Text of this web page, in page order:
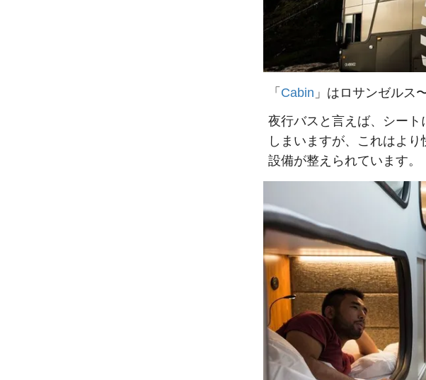
「 Cabin 」はロサンゼルス
夜行バスと言えば、シー
しまいますが、これはよ
設備が整えられています。